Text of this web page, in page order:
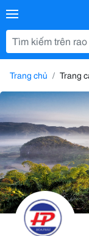
Trang chủ Trang